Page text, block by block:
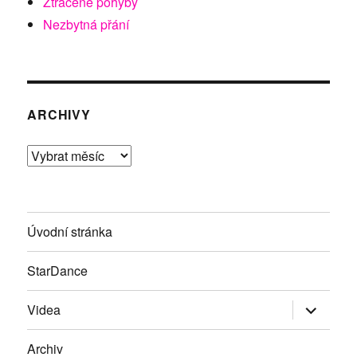
Nezbytná přání
ARCHIVY
Archivy
Úvodní stránka
StarDance
Videa Zobrazit
položky
Archiv